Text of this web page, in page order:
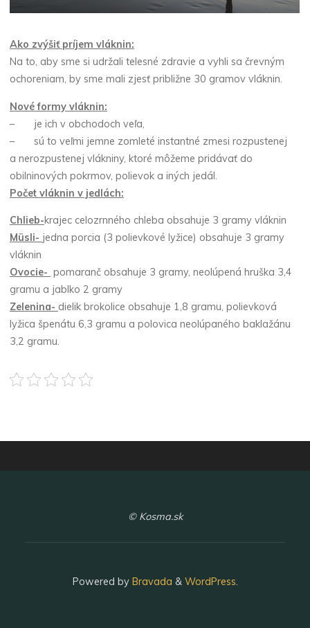
Ako zvýšiť príjem vláknin:
Na to, aby sme si udržali telesné zdravie a vyhli sa črevným
ochoreniam, by sme mali zjesť približne 30 gramov vláknin.
Nové formy vláknin:
– je ich v obchodoch veľa,
– sú to veľmi jemne zomleté instantné zmesi rozpustenej
a nerozpustenej vlákniny, ktoré môžeme pridávať do
obilninových pokrmov, polievok a iných jedál.
Počet vláknin v jedlách:
Chlieb-krajec celozrnného chleba obsahuje 3 gramy vláknin
Müsli- jedna porcia (3 polievkové lyžice) obsahuje 3 gramy
vláknin
Ovocie- pomaranč obsahuje 3 gramy, neolúpená hruška 3,4
gramu a jablko 2 gramy
Zelenina- dielik brokolice obsahuje 1,8 gramu, polievková
lyžica špenátu 6,3 gramu a polovica neolúpaného baklažánu
3,2 gramu.
© Kosma.sk
Powered byBravada & WordPress